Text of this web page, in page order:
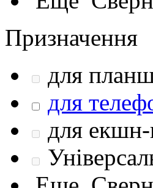
Призначення
для
для
для